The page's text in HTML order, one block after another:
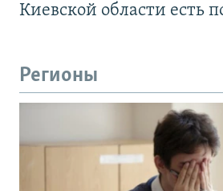
Киевской области есть
Регионы